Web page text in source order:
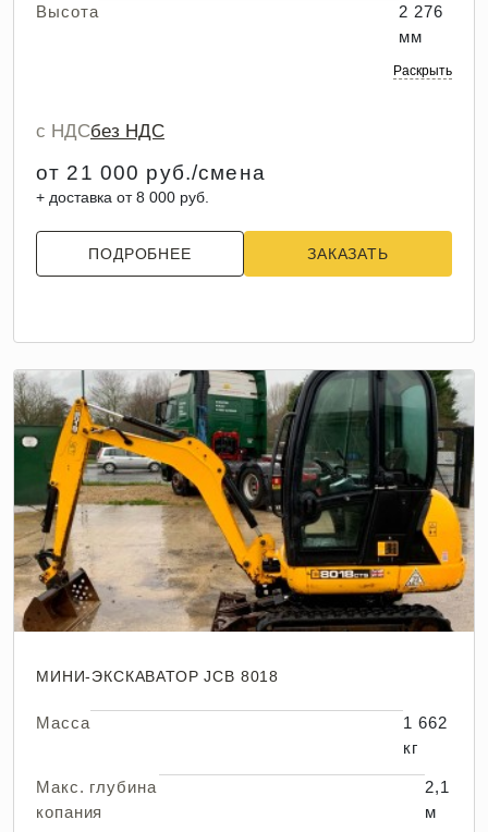
Высота
2 276
мм
Раскрыть
с НДСбез НДС
от 21 000 руб./смена
+ доставка от 8 000 руб.
ПОДРОБНЕЕ ЗАКАЗАТЬ
МИНИ-ЭКСКАВАТОР JCB 8018
Масса
1 662
кг
Макс. глубина
копания
2,1
м